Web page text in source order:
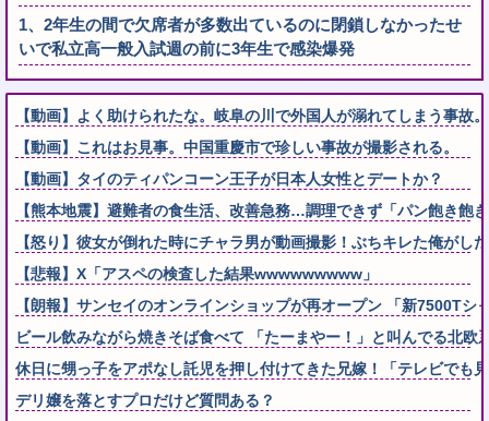
1、2年生の間で欠席者が多数出ているのに閉鎖しなかったせ
いで私立高一般入試週の前に3年生で感染爆発
【動画】よく助けられたな。岐阜の川で外国人が溺れてしまう事故。
【動画】これはお見事。中国重慶市で珍しい事故が撮影される。
【動画】タイのティパンコーン王子が日本人女性とデートか？
【熊本地震】避難者の食生活、改善急務…調理できず「パン飽き飽
【怒り】彼女が倒れた時にチャラ男が動画撮影！ぶちキレた俺がし
【悲報】X「アスペの検査した結果wwwwwwwww」
【朗報】サンセイのオンラインショップが再オープン 「新7500T
ビール飲みながら焼きそば食べて 「たーまやー！」と叫んでる北欧
休日に甥っ子をアポなし託児を押し付けてきた兄嫁！「テレビで
デリ嬢を落とすプロだけど質問ある？